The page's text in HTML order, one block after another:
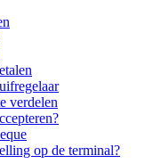
verdelen
op de terminal?